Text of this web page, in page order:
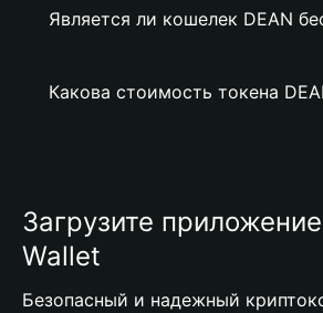
Является ли кошелек DEAN
Какова стоимость токена
Загрузите
Wallet
Безопасный и надежный